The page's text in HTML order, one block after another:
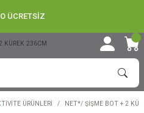
ÜCRETSİZ
ÜRÜNLERİ NET*/ ŞİŞME BOT + 2